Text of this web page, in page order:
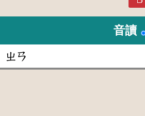
音讀
ㄓㄢ